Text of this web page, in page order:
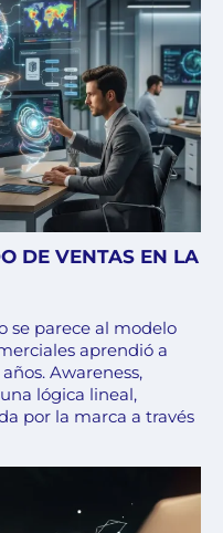
DE VENTAS EN LA
se parece al modelo
aprendió a
Awareness,
lógica lineal,
por la marca a través